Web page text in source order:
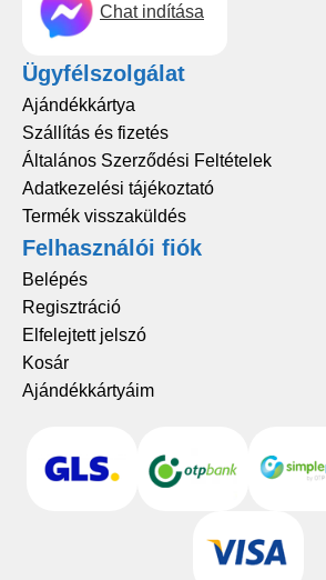
Chat indítása
Ügyfélszolgálat
Ajándékkártya
Szállítás és fizetés
Általános Szerződési Feltételek
Adatkezelési tájékoztató
Termék visszaküldés
Felhasználói fiók
Belépés
Regisztráció
Elfelejtett jelszó
Kosár
Ajándékkártyáim